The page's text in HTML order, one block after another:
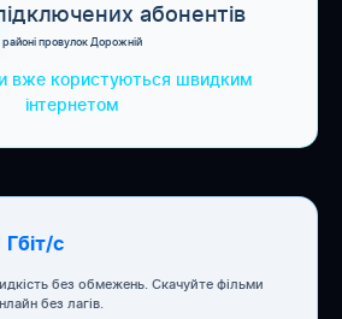
абонентів
районі провулок Дорожній
вже користуються швидким
інтернетом
с
без обмежень. Скачуйте фільми
без лагів.